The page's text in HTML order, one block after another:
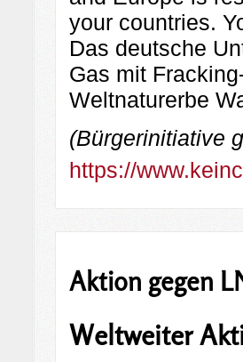
your countries.
Das deutsche
Gas mit
Weltnaturerbe
(Bürgerinitiative
https://
Aktion gegen
Weltweiter